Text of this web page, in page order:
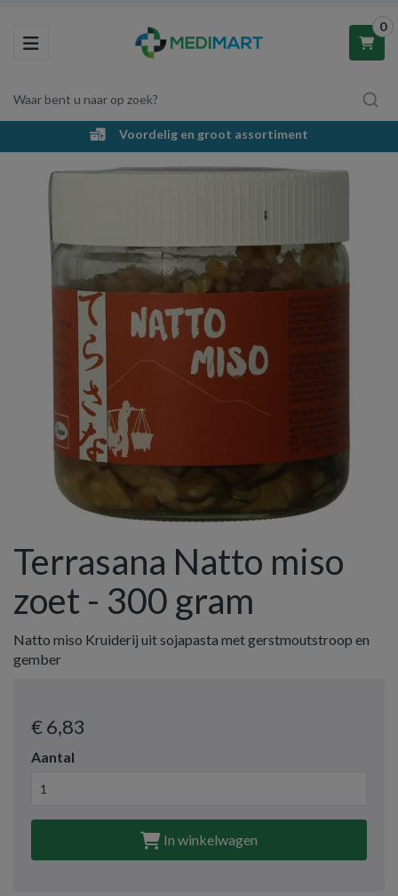
Toggle navigation
Waar bent u naar op zoek?
0
Winkelwagen
Uw winkelwagen is leeg.
Vul hem met producten.
Voordelig en groot assortiment
Terrasana Natto miso
zoet - 300 gram
Natto miso Kruiderij uit sojapasta met gerstmoutstroop en
gember
€ 6,83
Aantal
In winkelwagen